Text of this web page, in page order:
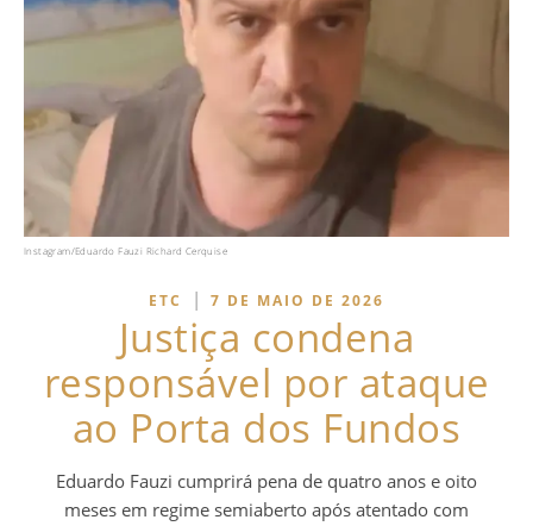
Instagram/Eduardo Fauzi Richard Cerquise
ETC | 7 DE MAIO DE 2026
Justiça condena
responsável por ataque
ao Porta dos Fundos
Eduardo Fauzi cumprirá pena de quatro anos e oito
meses em regime semiaberto após atentado com